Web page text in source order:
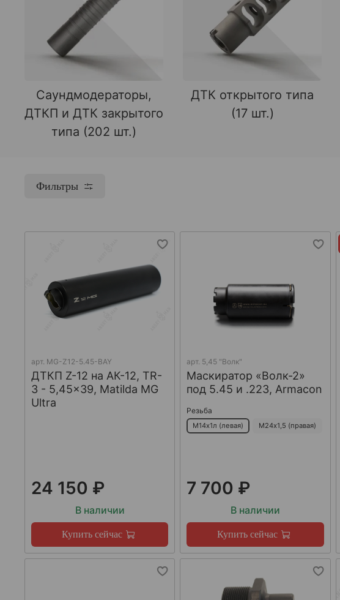
Саундмодераторы,
ДТКП и ДТК закрытого
типа (202 шт.)
ДТК открытого типа
(17 шт.)
Фильтры
арт. MG-Z12-5.45-BAY
ДТКП Z-12 на АК-12, TR-
3 - 5,45x39, Matilda MG
Ultra
24 150 ₽
В наличии
Купить сейчас
арт. 5,45 "Волк"
Маскиратор «Волк-2»
под 5.45 и .223, Armacon
Резьба
М14х1л (левая) М24х1,5 (правая)
7 700 ₽
В наличии
Купить сейчас